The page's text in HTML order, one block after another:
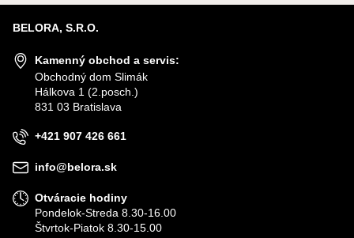
BELORA, S.R.O.
Kamenný obchod a servis:
Obchodný dom Slimák
Hálkova 1 (2.posch.)
831 03 Bratislava
+421 907 426 661
info@belora.sk
Otváracie hodiny
Pondelok-Streda 8.30-16.00
Štvrtok-Piatok 8.30-15.00